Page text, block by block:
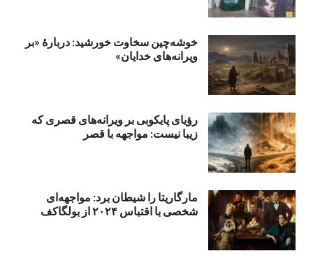
خوشه‌چین سخاوت خورشید: دربارهٔ «بر
ویرانه‌های خدایان»
رؤیای پایکوبی بر ویرانه‌های قصری که
زیبا نیست: مواجهه با قصر
مارگاریتا را شیطان برد: مواجهه‌ای
شخصی با اقتباس ۲۰۲۴ از بولگاکف